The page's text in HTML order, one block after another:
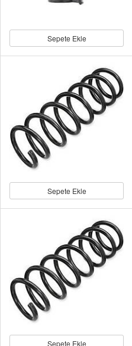
Sepete Ekle
Sepete Ekle
Sepete Ekle